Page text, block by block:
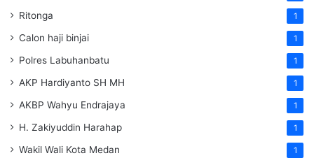
Ritonga 1
Calon haji binjai 1
Polres Labuhanbatu 1
AKP Hardiyanto SH MH 1
AKBP Wahyu Endrajaya 1
H. Zakiyuddin Harahap 1
Wakil Wali Kota Medan 1